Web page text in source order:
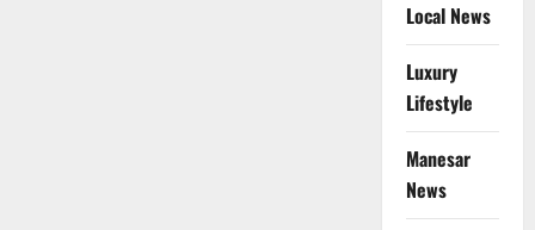
Local News
Luxury
Lifestyle
Manesar
News